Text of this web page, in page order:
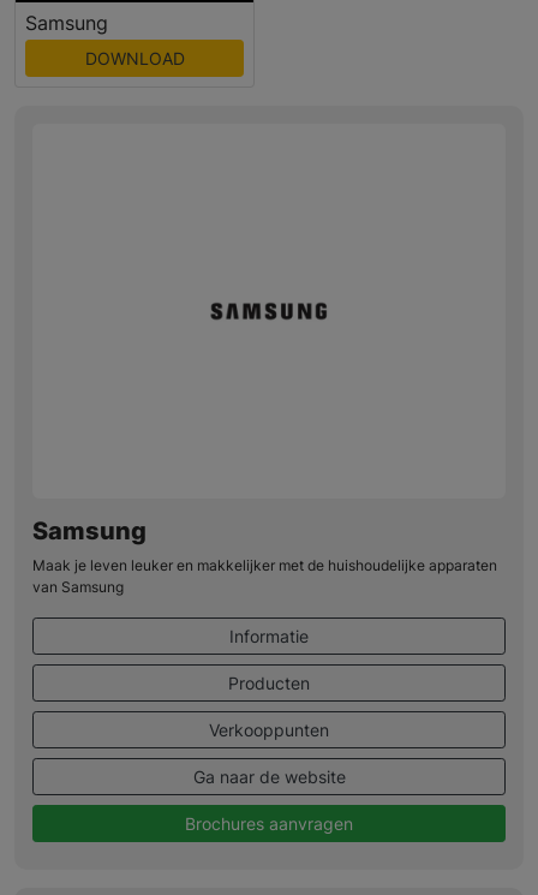
Samsung
DOWNLOAD
Samsung
Maak je leven leuker en makkelijker met de huishoudelijke apparaten
van Samsung
Informatie
Producten
Verkooppunten
Ga naar de website
Brochures aanvragen